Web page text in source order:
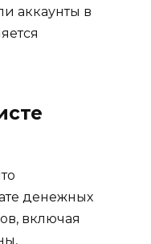
аккаунты в
денежных
включая